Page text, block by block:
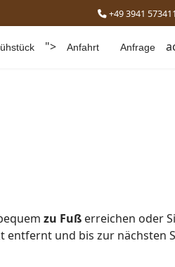
+49 3941 573411
"> Anfahrt Anfrage
zu Fuß erreichen oder
und bis zur nächsten